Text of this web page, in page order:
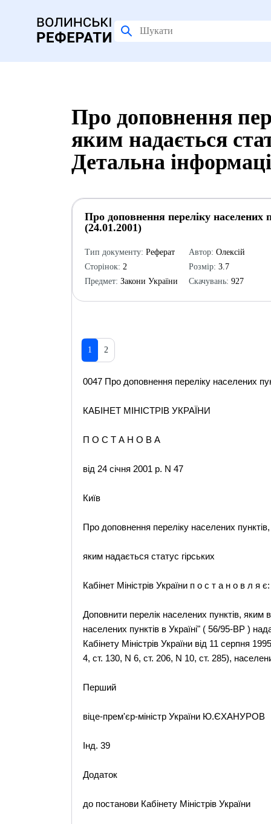
Про доповнення
яким надається
Детальна
Про доповнення переліку населених
(24.01.2001)
Тип документу: Реферат
Сторінок: 2
Предмет: Закони України
Автор: Олексій
Розмір: 3.7
Скачувань: 927
1 2
0047 Про доповнення переліку населених
КАБІНЕТ МІНІСТРІВ УКРАЇНИ
П О С Т А Н О В А
від 24 січня 2001 р. N 47
Київ
Про доповнення переліку населених пунктів,
яким надається статус гірських
Кабінет Міністрів України п о с т а н о в л я є:
Доповнити перелік населених пунктів, яким
населених пунктів в Україні" ( 56/95-ВР )
Кабінету Міністрів України від 11 серпня
4, ст. 130, N 6, ст. 206, N 10, ст. 285),
Перший
віце-прем'єр-міністр України Ю.ЄХАНУРОВ
Інд. 39
Додаток
до постанови Кабінету Міністрів України